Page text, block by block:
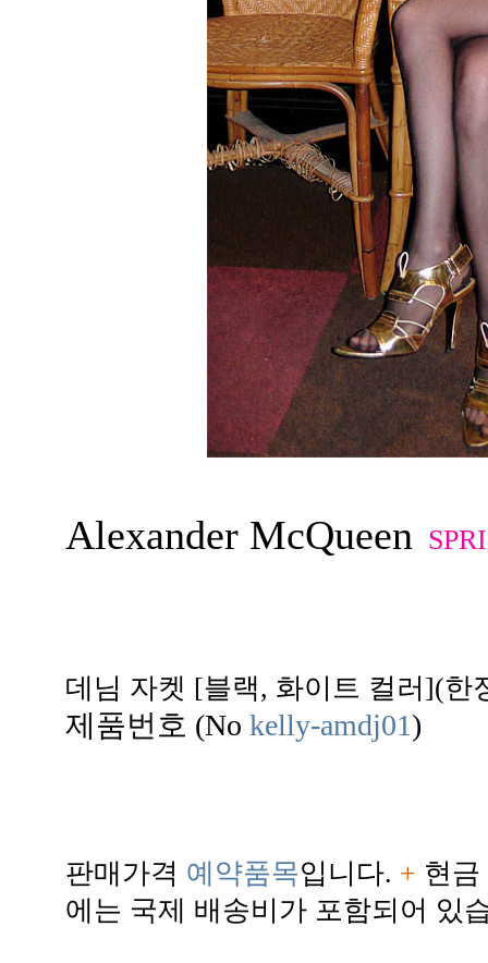
Alexander McQueen
데님 자켓 [블랙, 화이트 컬러](한
제품번호 (No kelly-amdj01)
판매가격 예약품목입니다. + 현
에는 국제 배송비가 포함되어 있